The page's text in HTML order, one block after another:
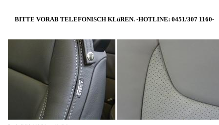
BITTE VORAB TELEFONISCH KLüREN. -HOTLINE: 0451/307 1160-